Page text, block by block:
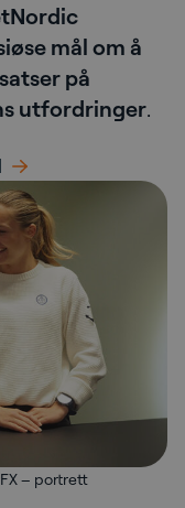
mål om å
på
utfordringer.
– portrett